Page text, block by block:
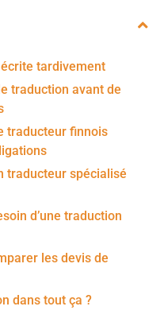
tardivement
traduction avant de
traducteur finnois
traducteur spécialisé
d’une traduction
les devis de
dans tout ça ?